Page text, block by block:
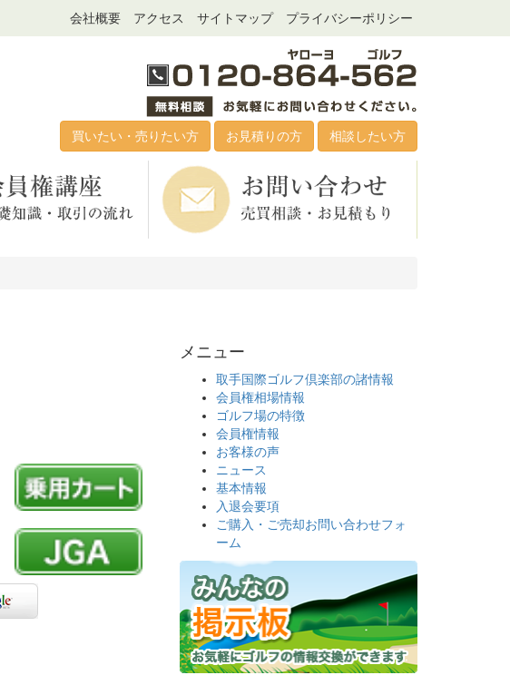
会社概要 アクセス サイトマップ プライバシーポリシー
買いたい・売りたい方 お見積りの方 相談したい方
メニュー
取手国際ゴルフ倶楽部の諸情報
会員権相場情報
ゴルフ場の特徴
会員権情報
お客様の声
ニュース
基本情報
入退会要項
ご購入・ご売却お問い合わせフォ
ーム